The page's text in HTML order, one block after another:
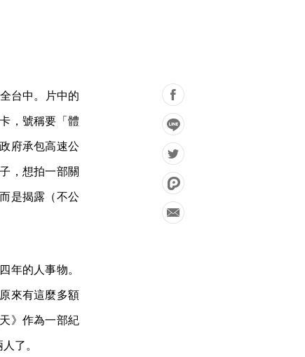
台中。片中的
，號稱要「體
府承包高速公
，想拍一部關
是揭露（不公
年的人事物。
來有這麼多額
》作為一部紀
了。